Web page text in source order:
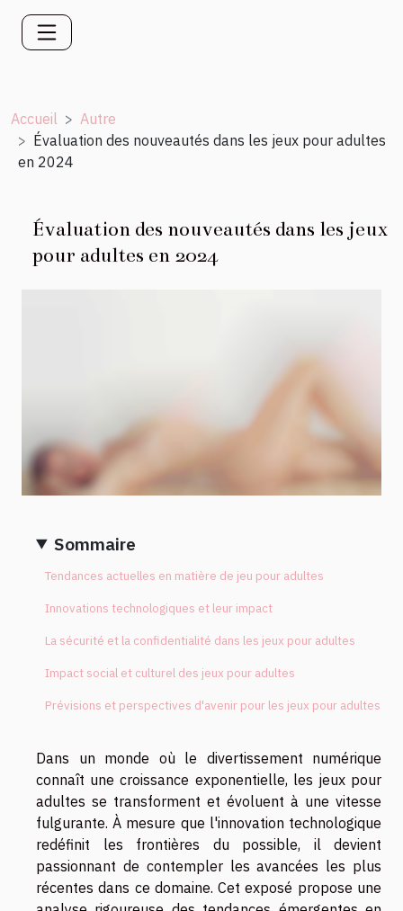
Accueil
Autre
Évaluation des nouveautés dans les jeux pour adultes
en 2024
Évaluation des nouveautés dans les jeux
pour adultes en 2024
Sommaire
Tendances actuelles en matière de jeu pour adultes
Innovations technologiques et leur impact
La sécurité et la confidentialité dans les jeux pour adultes
Impact social et culturel des jeux pour adultes
Prévisions et perspectives d'avenir pour les jeux pour adultes
Dans un monde où le divertissement numérique
connaît une croissance exponentielle, les jeux pour
adultes se transforment et évoluent à une vitesse
fulgurante. À mesure que l'innovation technologique
redéfinit les frontières du possible, il devient
passionnant de contempler les avancées les plus
récentes dans ce domaine. Cet exposé propose une